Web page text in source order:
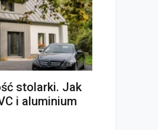
stolarki. Jak
i aluminium